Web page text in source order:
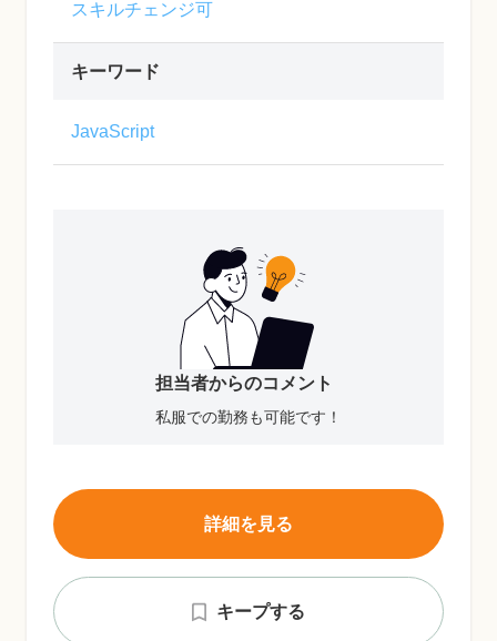
スキルチェンジ可
キーワード
JavaScript
担当者からのコメント
私服での勤務も可能です！
キープする
詳細を見る